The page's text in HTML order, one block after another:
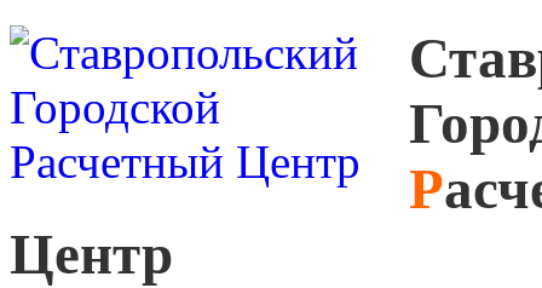
С
Г
Р
Центр